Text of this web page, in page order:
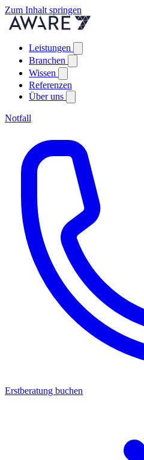
Zum Inhalt springen
Leistungen
Branchen
Wissen
Referenzen
Über uns
Notfall
Erstberatung buchen